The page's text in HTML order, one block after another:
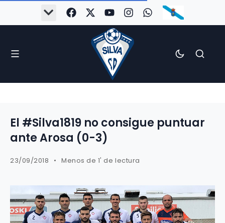
El #Silva1819 no consigue puntuar
ante Arosa (0-3)
23/09/2018 Menos de 1' de lectura